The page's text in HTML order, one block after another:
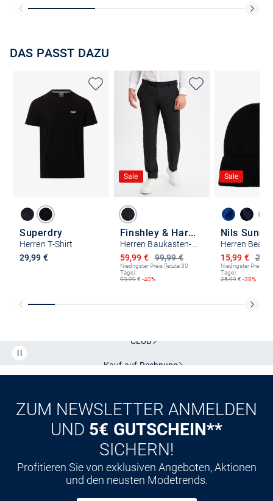
DAS PASST DAZU
Superdry
Herren T-Shirt
29,99 €
Sale
Finshley & Harding
Herren Baukasten-Hose - Mitch
99,99 €
Ermäßigter Preis
59,99 €
Niedrigster Preis (letzte 30
Tage):
99,99€ -40%
Sale
Nils
Ermäßigter
15,99 €
Niedrigster Preis
Tage):
25,99€ -38%
CLUB
Kauf auf Rechnung
ZUM NEWSLETTER ANMELDEN
UND 5€ GUTSCHEIN**
SICHERN!
Profitieren Sie von exklusiven Angeboten, Aktionen
und den neusten Modetrends.